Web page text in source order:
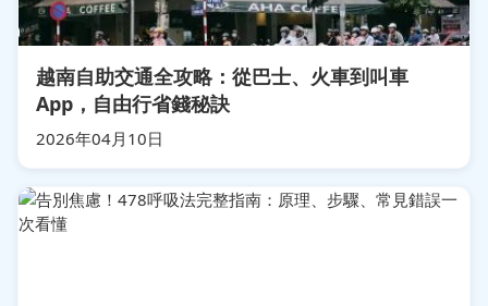
越南自助交通全攻略：從巴士、火車到叫車
App，自由行省錢秘訣
2026年04月10日